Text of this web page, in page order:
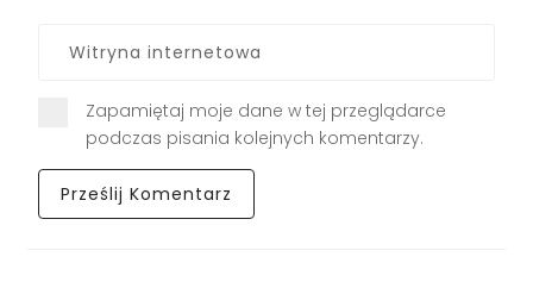
Zapamiętaj moje dane w tej przeglądarce
podczas pisania kolejnych komentarzy.